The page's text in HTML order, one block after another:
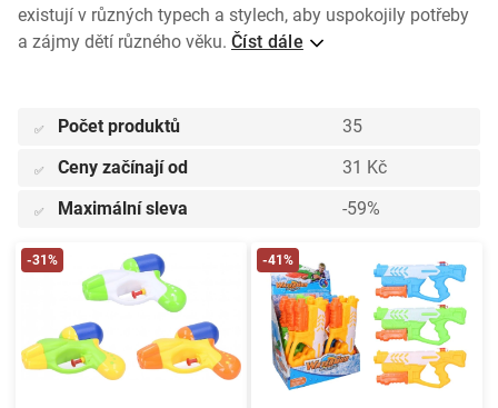
existují v různých typech a stylech, aby uspokojily potřeby
a zájmy dětí různého věku. Číst dále
✅ Počet produktů 35
✅ Ceny začínají od 31 Kč
✅ Maximální sleva -59%
-31% -41%